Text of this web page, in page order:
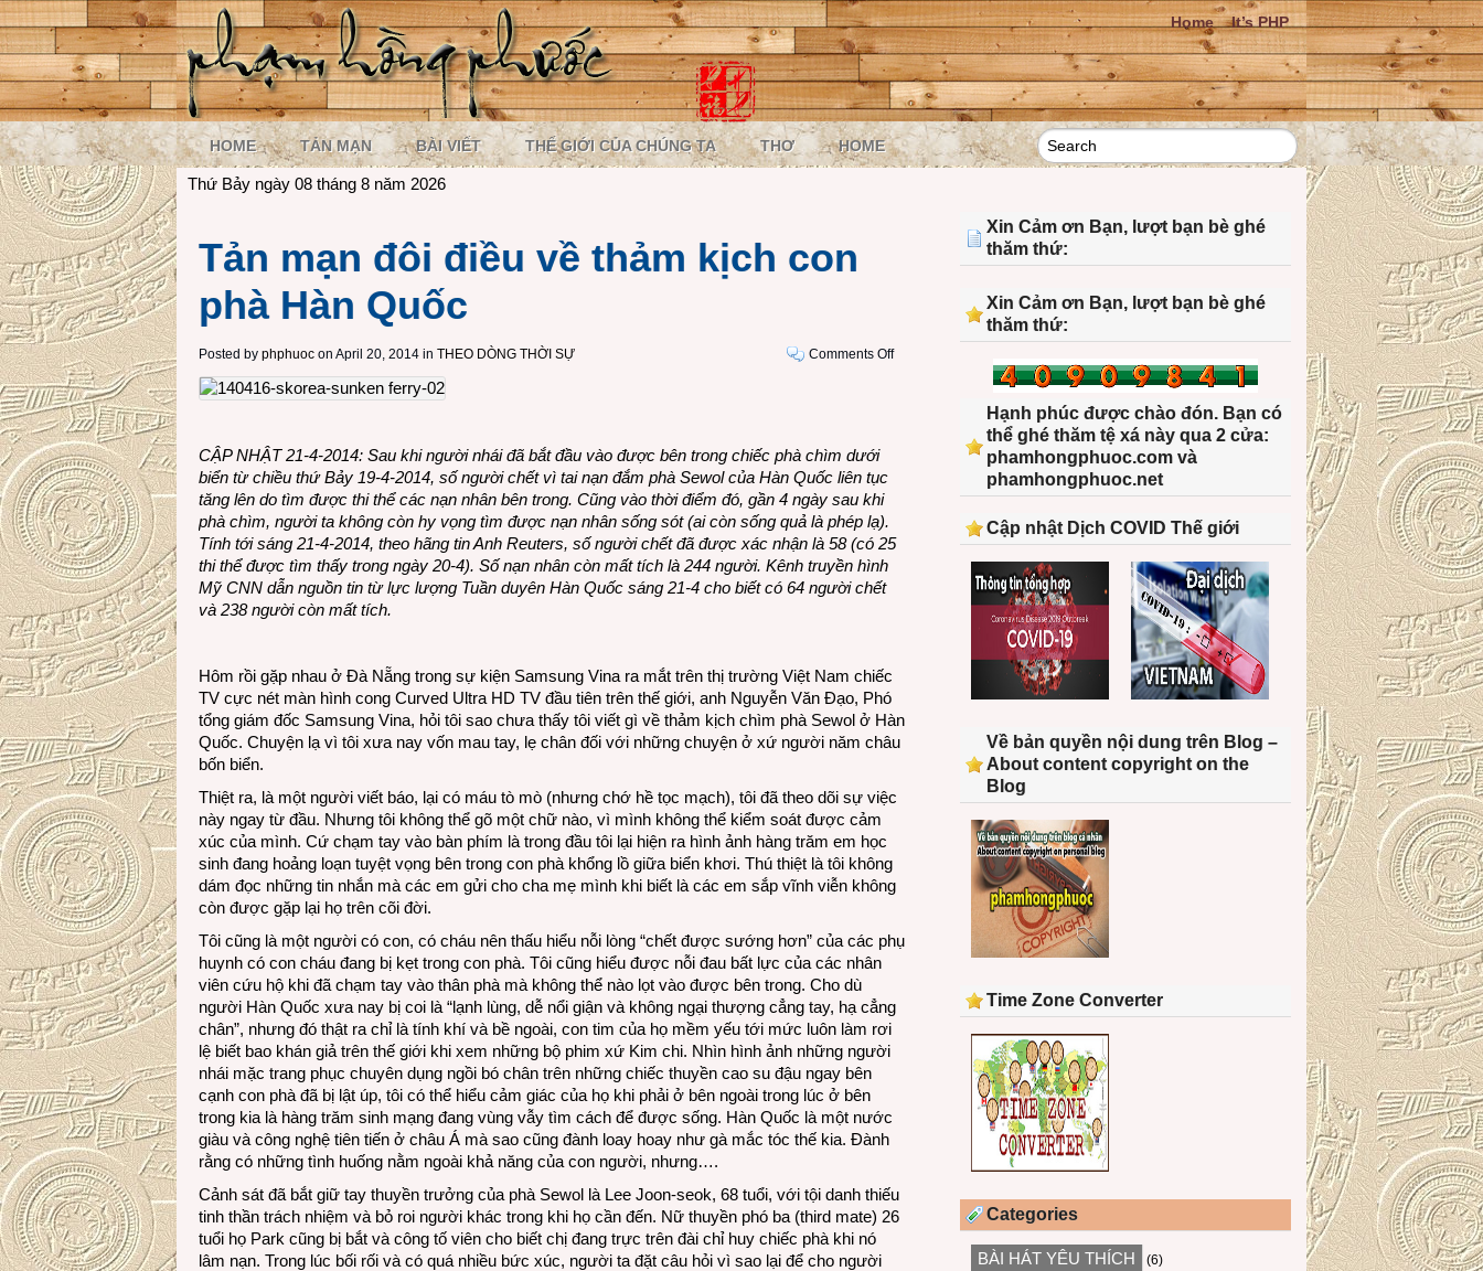
Home It’s PHP
HOME TẢN MẠN BÀI VIẾT THẾ GIỚI CỦA CHÚNG TA THƠ HOME
Thứ Bảy ngày 08 tháng 8 năm 2026
Tản mạn đôi điều về thảm kịch con
phà Hàn Quốc
Posted by phphuoc on April 20, 2014 in THEO DÒNG THỜI SỰ Comments Offon
phà
CẬP NHẬT 21-4-2014: Sau khi người nhái đã bắt đầu vào được bên trong chiếc phà chìm dưới
biển từ chiều thứ Bảy 19-4-2014, số người chết vì tai nạn đắm phà Sewol của Hàn Quốc liên tục
tăng lên do tìm được thi thể các nạn nhân bên trong. Cũng vào thời điểm đó, gần 4 ngày sau khi
phà chìm, người ta không còn hy vọng tìm được nạn nhân sống sót (ai còn sống quả là phép lạ).
Tính tới sáng 21-4-2014, theo hãng tin Anh Reuters, số người chết đã được xác nhận là 58 (có 25
thi thể được tìm thấy trong ngày 20-4). Số nạn nhân còn mất tích là 244 người. Kênh truyền hình
Mỹ CNN dẫn nguồn tin từ lực lượng Tuần duyên Hàn Quốc sáng 21-4 cho biết có 64 người chết
và 238 người còn mất tích.
Hôm rồi gặp nhau ở Đà Nẵng trong sự kiện Samsung Vina ra mắt trên thị trường Việt Nam chiếc
TV cực nét màn hình cong Curved Ultra HD TV đầu tiên trên thế giới, anh Nguyễn Văn Đạo, Phó
tổng giám đốc Samsung Vina, hỏi tôi sao chưa thấy tôi viết gì về thảm kịch chìm phà Sewol ở Hàn
Quốc. Chuyện lạ vì tôi xưa nay vốn mau tay, lẹ chân đối với những chuyện ở xứ người năm châu
bốn biển.
Thiệt ra, là một người viết báo, lại có máu tò mò (nhưng chớ hề tọc mạch), tôi đã theo dõi sự việc
này ngay từ đầu. Nhưng tôi không thể gõ một chữ nào, vì mình không thể kiểm soát được cảm
xúc của mình. Cứ chạm tay vào bàn phím là trong đầu tôi lại hiện ra hình ảnh hàng trăm em học
sinh đang hoảng loạn tuyệt vọng bên trong con phà khổng lồ giữa biển khơi. Thú thiệt là tôi không
dám đọc những tin nhắn mà các em gửi cho cha mẹ mình khi biết là các em sắp vĩnh viễn không
còn được gặp lại họ trên cõi đời.
Tôi cũng là một người có con, có cháu nên thấu hiểu nỗi lòng “chết được sướng hơn” của các phụ
huynh có con cháu đang bị kẹt trong con phà. Tôi cũng hiểu được nỗi đau bất lực của các nhân
viên cứu hộ khi đã chạm tay vào thân phà mà không thể nào lọt vào được bên trong. Cho dù
người Hàn Quốc xưa nay bị coi là “lạnh lùng, dễ nổi giận và không ngại thượng cẳng tay, hạ cẳng
chân”, nhưng đó thật ra chỉ là tính khí và bề ngoài, con tim của họ mềm yếu tới mức luôn làm rơi
lệ biết bao khán giả trên thế giới khi xem những bộ phim xứ Kim chi. Nhìn hình ảnh những người
nhái mặc trang phục chuyên dụng ngồi bó chân trên những chiếc thuyền cao su đậu ngay bên
cạnh con phà đã bị lật úp, tôi có thể hiểu cảm giác của họ khi phải ở bên ngoài trong lúc ở bên
trong kia là hàng trăm sinh mạng đang vùng vẫy tìm cách để được sống. Hàn Quốc là một nước
giàu và công nghệ tiên tiến ở châu Á mà sao cũng đành loay hoay như gà mắc tóc thế kia. Đành
rằng có những tình huống nằm ngoài khả năng của con người, nhưng….
Cảnh sát đã bắt giữ tay thuyền trưởng của phà Sewol là Lee Joon-seok, 68 tuổi, với tội danh thiếu
tinh thần trách nhiệm và bỏ roi người khác trong khi họ cần đến. Nữ thuyền phó ba (third mate) 26
tuổi họ Park cũng bị bắt và công tố viên cho biết chị đang trực trên đài chỉ huy chiếc phà khi nó
lâm nạn. Trong lúc bối rối và có quá nhiều bức xúc, người ta đặt câu hỏi vì sao lại để cho người
Xin Cảm ơn Bạn, lượt bạn bè ghé
thăm thứ:
Xin Cảm ơn Bạn, lượt bạn bè ghé
thăm thứ:
Hạnh phúc được chào đón. Bạn có
thể ghé thăm tệ xá này qua 2 cửa:
phamhongphuoc.com và
phamhongphuoc.net
Cập nhật Dịch COVID Thế giới
Về bản quyền nội dung trên Blog –
About content copyright on the
Blog
Time Zone Converter
Categories
BÀI HÁT YÊU THÍCH (6)